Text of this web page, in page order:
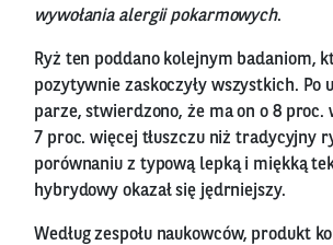
wywołania alergii pokarmowych.
Ryż ten poddano kolejnym badaniom,
pozytywnie zaskoczyły wszystkich. Po
parze, stwierdzono, że ma on o 8 proc.
7 proc. więcej tłuszczu niż tradycyjny
porównaniu z typową lepką i miękką
hybrydowy okazał się jędrniejszy.
Według zespołu naukowców, produkt